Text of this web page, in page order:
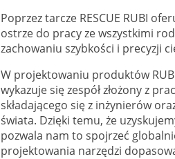
Poprzez tarcze RESCUE RUBI
ostrze do pracy ze wszystkimi
zachowaniu szybkości i precyzji
W projektowaniu produktów
wykazuje się zespół złożony z
składającego się z inżynierów
świata. Dzięki temu, że
pozwala nam to spojrzeć
projektowania narzędzi